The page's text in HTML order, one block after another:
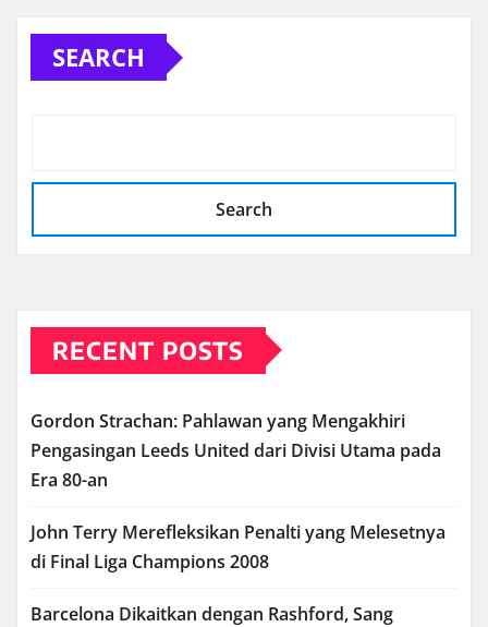
SEARCH
Search
RECENT POSTS
Gordon Strachan: Pahlawan yang Mengakhiri
Pengasingan Leeds United dari Divisi Utama pada
Era 80-an
John Terry Merefleksikan Penalti yang Melesetnya
di Final Liga Champions 2008
Barcelona Dikaitkan dengan Rashford, Sang